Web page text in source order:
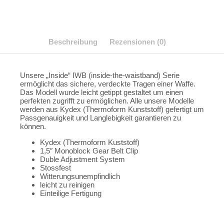
Beschreibung Rezensionen (0)
Unsere „Inside“ IWB (inside-the-waistband) Serie
ermöglicht das sichere, verdeckte Tragen einer Waffe.
Das Modell wurde leicht getippt gestaltet um einen
perfekten zugrifft zu ermöglichen. Alle unsere Modelle
werden aus Kydex (Thermoform Kunststoff) gefertigt um
Passgenauigkeit und Langlebigkeit garantieren zu
können.
Kydex (Thermoform Kuststoff)
1,5″ Monoblock Gear Belt Clip
Duble Adjustment System
Stossfest
Witterungsunempfindlich
leicht zu reinigen
Einteilige Fertigung